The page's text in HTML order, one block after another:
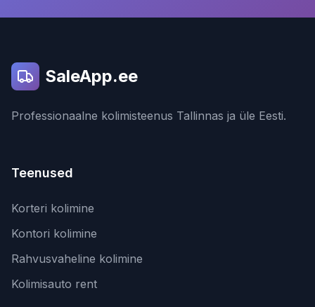
SaleApp.ee
Professionaalne kolimisteenus Tallinnas ja üle Eesti.
Teenused
Korteri kolimine
Kontori kolimine
Rahvusvaheline kolimine
Kolimisauto rent